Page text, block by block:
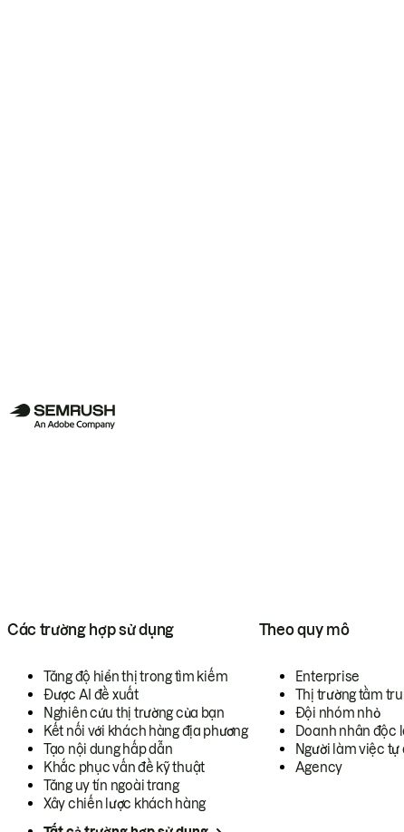
Các trường hợp sử dụng
Tăng độ hiển thị trong tìm kiếm
Được AI đề xuất
Nghiên cứu thị trường của bạn
Kết nối với khách hàng địa phương
Tạo nội dung hấp dẫn
Khắc phục vấn đề kỹ thuật
Tăng uy tín ngoài trang
Xây chiến lược khách hàng
Theo quy mô
Enterprise
Thị trường tầm
Đội nhóm nhỏ
Doanh nhân độc
Người làm việc tự
Agency